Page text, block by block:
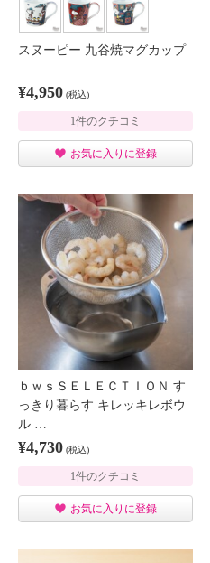
スヌーピー 九谷焼マグカップ
¥4,950 (税込)
1件のクチコミ
お気に入りに登録
ｂｗｓＳＥＬＥＣＴＩＯＮ す
っきり暮らす キレッキレボウ
ル …
¥4,730 (税込)
1件のクチコミ
お気に入りに登録